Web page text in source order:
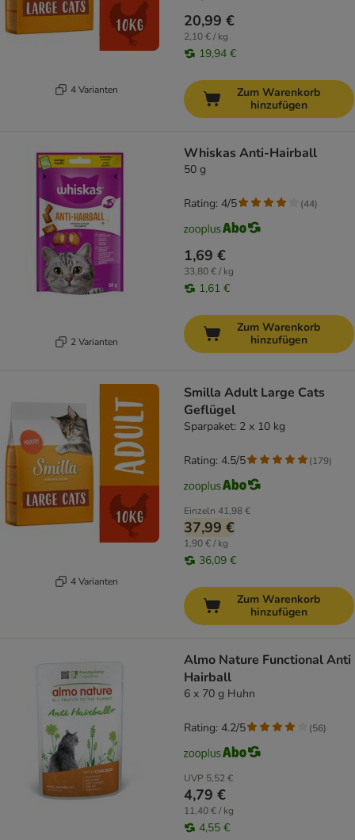
4 Varianten
20,99 €
2,10 € / kg
19,94 €
Zum Warenkorb
hinzufügen
2 Varianten
Whiskas Anti-Hairball
50 g
1,69 €
33,80 € / kg
1,61 €
Rating: 4/5 (44)
Zum Warenkorb
hinzufügen
4 Varianten
Smilla Adult Large Cats
Geflügel
Sparpaket: 2 x 10 kg
Einzeln 41,98 €
37,99 €
1,90 € / kg
36,09 €
Rating: 4.5/5 (179)
Zum Warenkorb
hinzufügen
Almo Nature Functional Anti
Hairball
6 x 70 g Huhn
UVP 5,52 €
4,79 €
11,40 € / kg
4,55 €
Rating: 4.2/5 (56)